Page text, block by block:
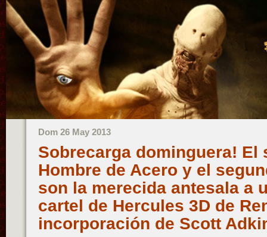
Dom 26 May 2013
Sobrecarga dominguera! El
Hombre de Acero y el
son la merecida antesala a
cartel de Hercules 3D de
incorporación de Scott